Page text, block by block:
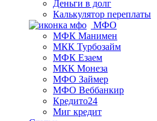
Деньги в долг
Калькулятор переплаты
МФО
МФК Манимен
МКК Турбозайм
МФК Езаем
МКК Монеза
МФО Займер
МФО Веббанкир
Кредито24
Миг кредит